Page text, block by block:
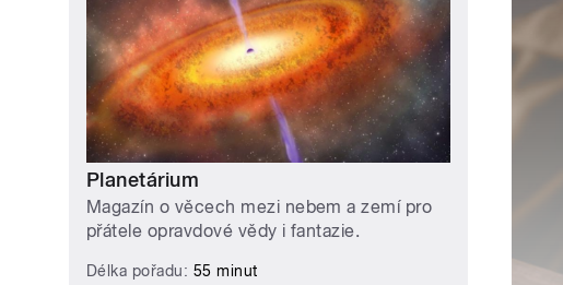
Planetárium
Magazín o věcech mezi nebem a zemí pro
přátele opravdové vědy i fantazie.
Délka pořadu: 55 minut